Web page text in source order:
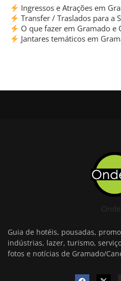
Ingressos e Atrações em
Transfer / Traslados para a
O que fazer em Gramado e
Jantares temáticos em
Guia de hotéis, pousadas,
indústrias, lazer, turismo,
fotos e notícias de Gramado/